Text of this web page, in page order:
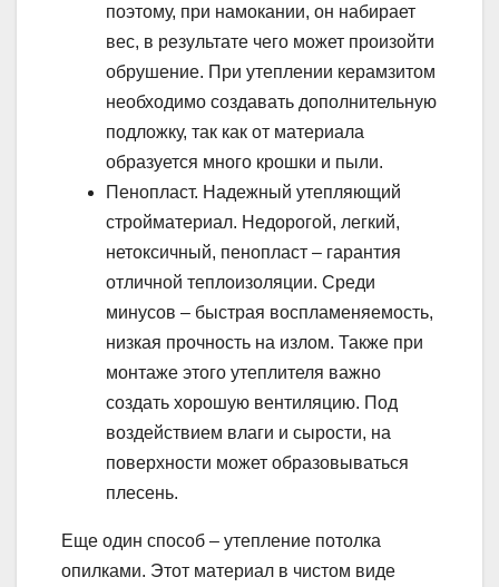
поэтому, при намокании, он набирает
вес, в результате чего может произойти
обрушение. При утеплении керамзитом
необходимо создавать дополнительную
подложку, так как от материала
образуется много крошки и пыли.
Пенопласт. Надежный утепляющий
стройматериал. Недорогой, легкий,
нетоксичный, пенопласт – гарантия
отличной теплоизоляции. Среди
минусов – быстрая воспламеняемость,
низкая прочность на излом. Также при
монтаже этого утеплителя важно
создать хорошую вентиляцию. Под
воздействием влаги и сырости, на
поверхности может образовываться
плесень.
Еще один способ – утепление потолка
опилками. Этот материал в чистом виде